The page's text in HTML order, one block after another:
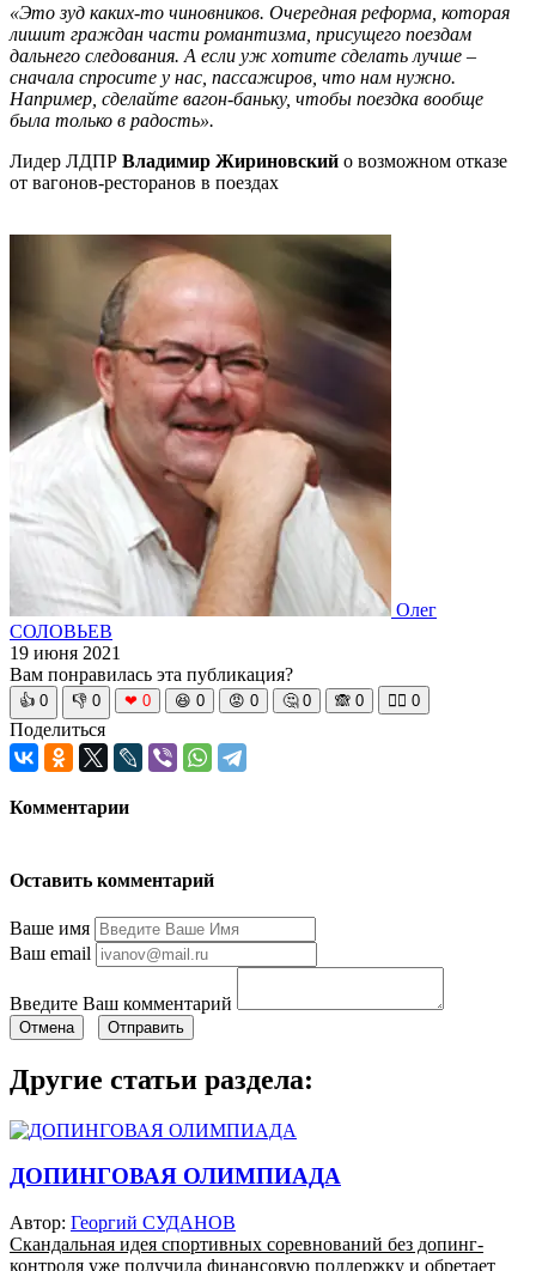
«Это зуд каких-то чиновников. Очередная реформа, которая
лишит граждан части романтизма, присущего поездам
дальнего следования. А если уж хотите сделать лучше –
сначала спросите у нас, пассажиров, что нам нужно.
Например, сделайте вагон-баньку, чтобы поездка вообще
была только в радость».
Лидер ЛДПР Владимир Жириновский о возможном отказе
от вагонов-ресторанов в поездах
Олег
СОЛОВЬЕВ
19 июня 2021
Вам понравилась эта публикация?
👍 0 👎 0 ❤ 0 😆 0 😡 0 🤔 0 🙈 0 🧘‍♀️ 0
Поделиться
Комментарии
Оставить комментарий
Ваше имя
Ваш email
Введите Ваш комментарий
Отмена Отправить
Другие статьи раздела:
ДОПИНГОВАЯ ОЛИМПИАДА
Автор: Георгий СУДАНОВ
Скандальная идея спортивных соревнований без допинг-
контроля уже получила финансовую поддержку и обретает